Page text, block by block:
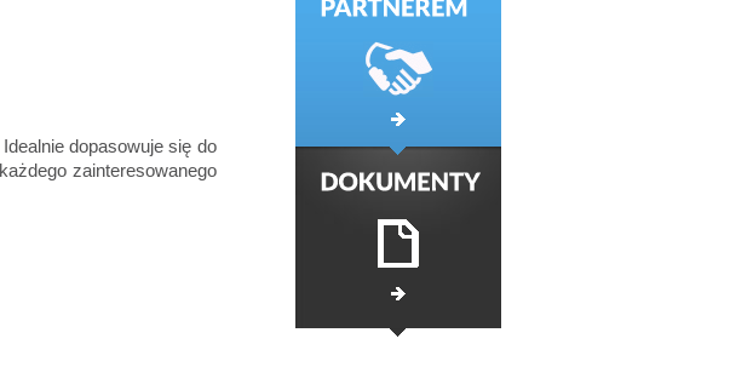
dopasowuje się do
zainteresowanego